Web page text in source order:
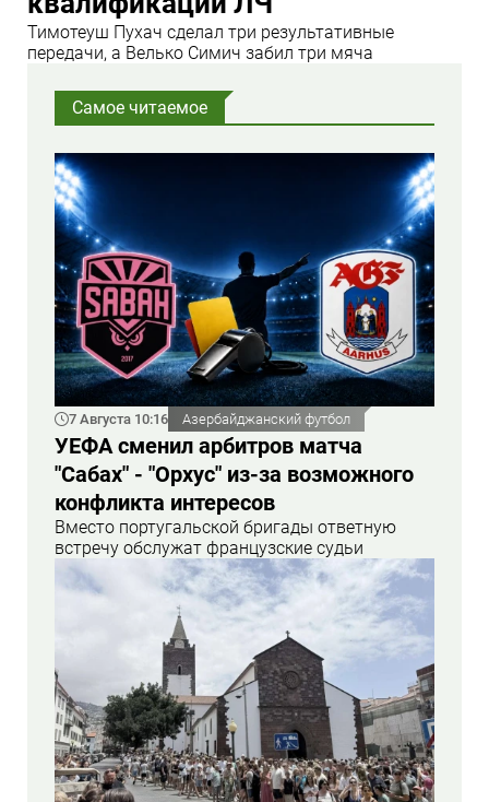
Тимотеуш Пухач сделал три результативные
передачи, а Велько Симич забил три мяча
Самое читаемое
7 Августа 10:16 Азербайджанский футбол
УЕФА сменил арбитров матча
"Сабах" - "Орхус" из-за возможного
конфликта интересов
Вместо португальской бригады ответную
встречу обслужат французские судьи